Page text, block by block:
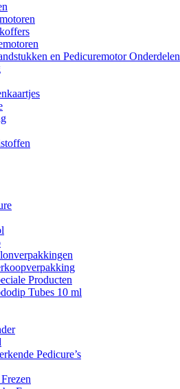
en Pedicuremotor Onderdelen
Producten
Tubes 10 ml
Pedicure’s